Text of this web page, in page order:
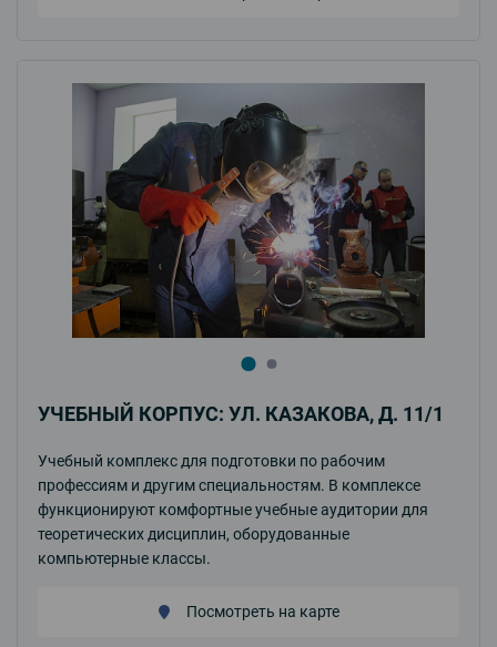
УЧЕБНЫЙ КОРПУС: УЛ. КАЗАКОВА, Д. 11/1
Учебный комплекс для подготовки по рабочим
профессиям и другим специальностям. В комплексе
функционируют комфортные учебные аудитории для
теоретических дисциплин, оборудованные
компьютерные классы.
Посмотреть на карте